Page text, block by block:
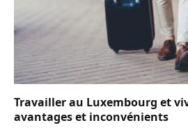
Travailler au Luxembourg et
avantages et inconvénients